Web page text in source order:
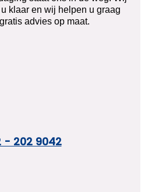
klaar en wij helpen u graag
advies op maat.
- 202 9042